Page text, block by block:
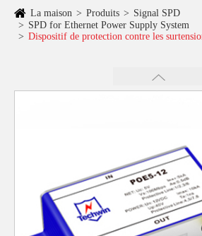
La maison Produits
Signal SPD
SPD for Ethernet Power Supply System
Dispositif de protection contre les